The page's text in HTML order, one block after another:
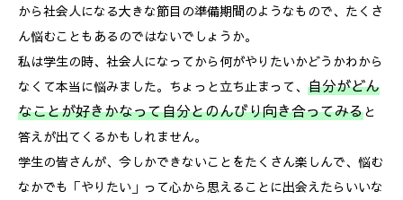
から社会人になる大きな節目の準備期間のようなもので、たくさ
ん悩むこともあるのではないでしょうか。
私は学生の時、社会人になってから何がやりたいかどうかわから
なくて本当に悩みました。ちょっと立ち止まって、 自分がどん
なことが好きかなって自分とのんびり向き合ってみると
答えが出てくるかもしれません。
学生の皆さんが、今しかできないことをたくさん楽しんで、悩む
なかでも「やりたい」って心から思えることに出会えたらいいな